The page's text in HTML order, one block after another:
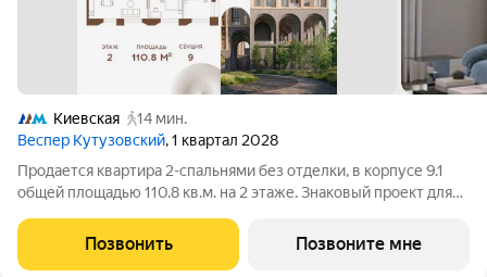
Киевская
14 мин.
Веспер Кутузовский, 1 квартал 2028
Продается квартира 2-спальнями без отделки, в корпусе 9.1
общей площадью 110.8 кв.м. на 2 этаже. Знаковый проект для
площадью 3,7 га расположен на Кутузовском проспекте и
воплощает новую
Позвонить Позвоните мне